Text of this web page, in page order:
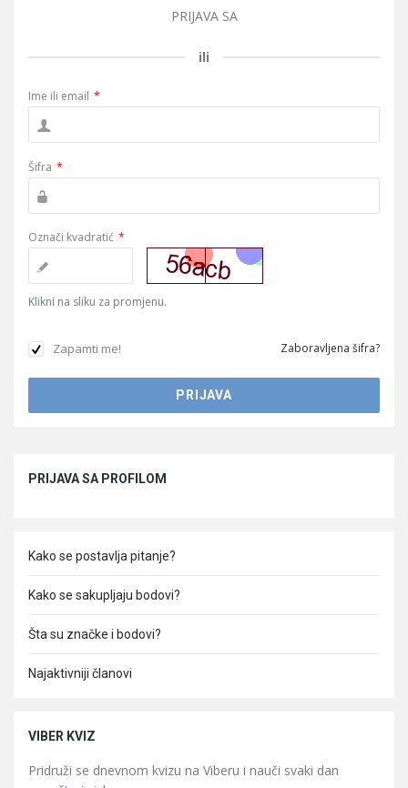
PRIJAVA SA
ili
Ime ili email *
Šifra *
Označi kvadratić *
Klikni na sliku za promjenu.
Zapamti me! Zaboravljena šifra?
PRIJAVA SA PROFILOM
Kako se postavlja pitanje?
Kako se sakupljaju bodovi?
Šta su značke i bodovi?
Najaktivniji članovi
VIBER KVIZ
Pridruži se dnevnom kvizu na Viberu i nauči svaki dan